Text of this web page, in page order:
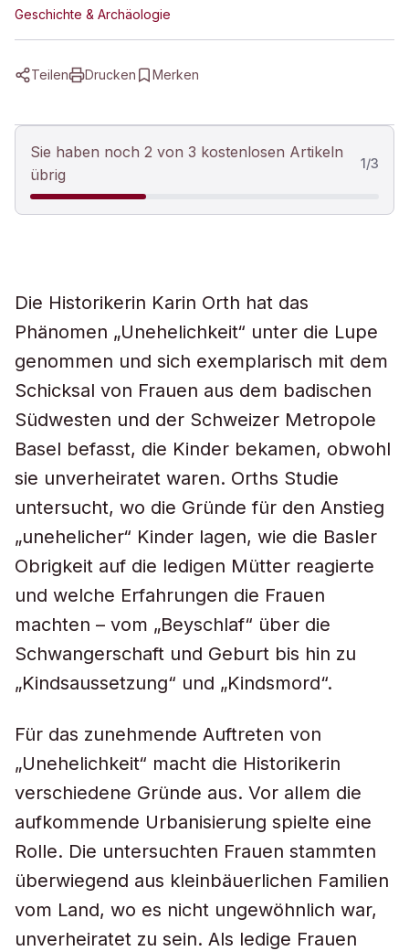
Geschichte & Archäologie
Teilen Drucken Merken
Sie haben noch 2 von 3 kostenlosen Artikeln
übrig
1/3
Die Historikerin Karin Orth hat das
Phänomen „Unehelichkeit“ unter die Lupe
genommen und sich exemplarisch mit dem
Schicksal von Frauen aus dem badischen
Südwesten und der Schweizer Metropole
Basel befasst, die Kinder bekamen, obwohl
sie unverheiratet waren. Orths Studie
untersucht, wo die Gründe für den Anstieg
„unehelicher“ Kinder lagen, wie die Basler
Obrigkeit auf die ledigen Mütter reagierte
und welche Erfahrungen die Frauen
machten – vom „Beyschlaf“ über die
Schwangerschaft und Geburt bis hin zu
„Kindsaussetzung“ und „Kindsmord“.
Für das zunehmende Auftreten von
„Unehelichkeit“ macht die Historikerin
verschiedene Gründe aus. Vor allem die
aufkommende Urbanisierung spielte eine
Rolle. Die untersuchten Frauen stammten
überwiegend aus kleinbäuerlichen Familien
vom Land, wo es nicht ungewöhnlich war,
unverheiratet zu sein. Als ledige Frauen